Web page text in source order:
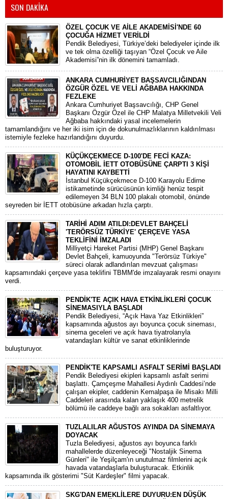
SON DAKİKA
ÖZEL ÇOCUK VE AİLE AKADEMİSİ'NDE 60
ÇOCUĞA HİZMET VERİLDİ
Pendik Belediyesi, Türkiye’deki belediyeler içinde ilk
ve tek olma özelliği taşıyan “Özel Çocuk ve Aile
Akademisi”nin ilk dönemini tamamladı.
ANKARA CUMHURİYET BAŞSAVCILIĞINDAN
ÖZGÜR ÖZEL VE VELİ AĞBABA HAKKINDA
FEZLEKE
​Ankara Cumhuriyet Başsavcılığı, CHP Genel
Başkanı Özgür Özel ile CHP Malatya Milletvekili Veli
Ağbaba hakkındaki yasal incelemelerin
tamamlandığını ve her iki isim için de dokunulmazlıklarının kaldırılması
istemiyle fezleke hazırlandığını duyurdu.
KÜÇÜKÇEKMECE D-100'DE FECİ KAZA:
OTOMOBİL İETT OTOBÜSÜNE ÇARPTI 3 KİŞİ
HAYATINI KAYBETTİ
​İstanbul Küçükçekmece D-100 Karayolu Edirne
istikametinde sürücüsünün kimliği henüz tespit
edilemeyen 34 BLN 100 plakalı otomobil, önünde
seyreden bir İETT otobüsüne arkadan hızla çarptı.
TARİHİ ADIM ATILDI:DEVLET BAHÇELİ
'TERÖRSÜZ TÜRKİYE' ÇERÇEVE YASA
TEKLİFİNİ İMZALADI
​Milliyetçi Hareket Partisi (MHP) Genel Başkanı
Devlet Bahçeli, kamuoyunda "Terörsüz Türkiye"
süreci olarak adlandırılan mevzuat çalışması
kapsamındaki çerçeve yasa teklifini TBMM'de imzalayarak resmi onayını
verdi.
PENDİK'TE AÇIK HAVA ETKİNLİKLERİ ÇOCUK
SİNEMASIYLA BAŞLADI
Pendik Belediyesi, “Açık Hava Yaz Etkinlikleri”
kapsamında ağustos ayı boyunca çocuk sineması,
sinema geceleri ve açık hava tiyatrolarıyla
vatandaşları kültür ve sanat etkinliklerinde
buluşturuyor.
PENDİK'TE KAPSAMLI ASFALT SERİMİ BAŞLADI
Pendik Belediyesi ekipleri kapsamlı asfalt serimi
başlattı. Çamçeşme Mahallesi Aydınlı Caddesi’nde
çalışan ekipler, caddenin Kemalpaşa ile Misakı Milli
Caddeleri arasında kalan yaklaşık 400 metrelik
bölümü ile caddeye bağlı ara sokakları asfaltlıyor.
TUZLALILAR AĞUSTOS AYINDA DA SİNEMAYA
DOYACAK
Tuzla Belediyesi, ağustos ayı boyunca farklı
mahallelerde düzenleyeceği "Nostaljik Sinema
Günleri" ile Yeşilçam'ın unutulmaz filmlerini açık
havada vatandaşlarla buluşturacak. Etkinlik
kapsamında ilk gösterimi "Süt Kardeşler" filmi yapacak.
SKG'DAN EMEKLİLERE DUYURU:EN DÜŞÜK